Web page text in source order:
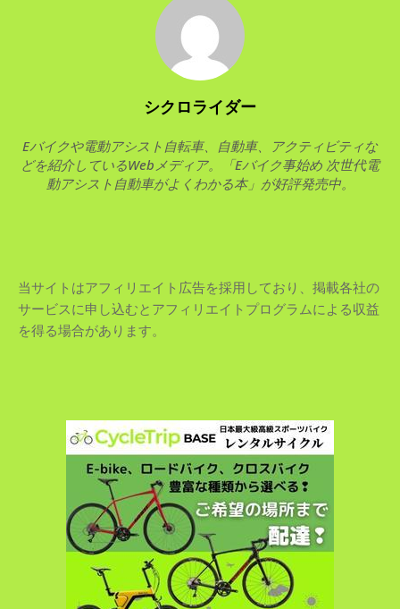
シクロライダー
Eバイクや電動アシスト自転車、自動車、アクティビティな
どを紹介しているWebメディア。「Eバイク事始め 次世代電
動アシスト自動車がよくわかる本」が好評発売中。
当サイトはアフィリエイト広告を採用しており、掲載各社の
サービスに申し込むとアフィリエイトプログラムによる収益
を得る場合があります。